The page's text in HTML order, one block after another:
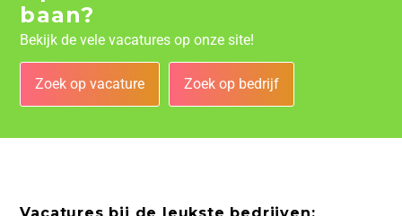
baan?
Bekijk de vele vacatures op onze site!
Zoek op vacature Zoek op bedrijf